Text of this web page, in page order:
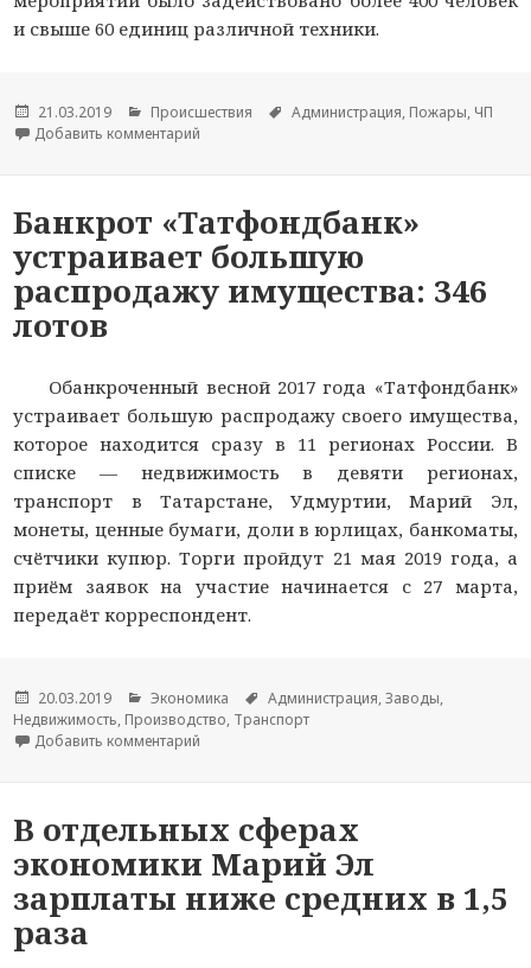
и свыше 60 единиц различной техники.
Опубликовано
21.03.2019 Рубрики
Происшествия Метки
Администрация, Пожары, ЧП
Добавить комментарий
Банкрот «Татфондбанк»
устраивает большую
распродажу имущества: 346
лотов
Обанкроченный весной 2017 года «Татфондбанк»
устраивает большую распродажу своего имущества,
которое находится сразу в 11 регионах России. В
списке — недвижимость в девяти регионах,
транспорт в Татарстане, Удмуртии, Марий Эл,
монеты, ценные бумаги, доли в юрлицах, банкоматы,
счётчики купюр. Торги пройдут 21 мая 2019 года, а
приём заявок на участие начинается с 27 марта,
передаёт корреспондент.
Опубликовано
20.03.2019 Рубрики
Экономика Метки
Администрация,Заводы,
Недвижимость, Производство, Транспорт
Добавить комментарий
В отдельных сферах
экономики Марий Эл
зарплаты ниже средних в 1,5
раза